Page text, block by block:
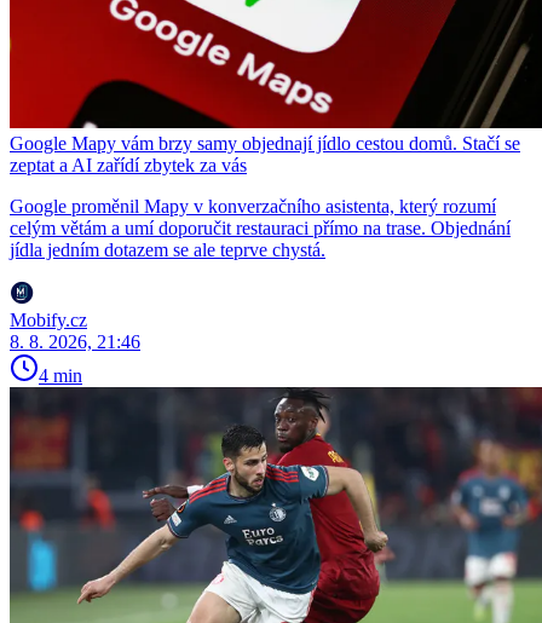
Google Mapy vám brzy samy objednají jídlo cestou domů. Stačí se
zeptat a AI zařídí zbytek za vás
Google proměnil Mapy v konverzačního asistenta, který rozumí
celým větám a umí doporučit restauraci přímo na trase. Objednání
jídla jedním dotazem se ale teprve chystá.
Mobify.cz
8. 8. 2026, 21:46
4 min